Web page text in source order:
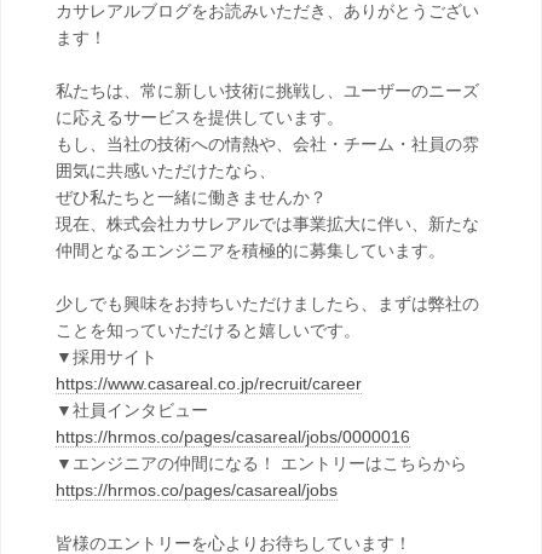
カサレアルブログをお読みいただき、ありがとうござい
ます！
私たちは、常に新しい技術に挑戦し、ユーザーのニーズ
に応えるサービスを提供しています。
もし、当社の技術への情熱や、会社・チーム・社員の雰
囲気に共感いただけたなら、
ぜひ私たちと一緒に働きませんか？
現在、株式会社カサレアルでは事業拡大に伴い、新たな
仲間となるエンジニアを積極的に募集しています。
少しでも興味をお持ちいただけましたら、まずは弊社の
ことを知っていただけると嬉しいです。
▼採用サイト
https://www.casareal.co.jp/recruit/career
▼社員インタビュー
https://hrmos.co/pages/casareal/jobs/0000016
▼エンジニアの仲間になる！ エントリーはこちらから
https://hrmos.co/pages/casareal/jobs
皆様のエントリーを心よりお待ちしています！